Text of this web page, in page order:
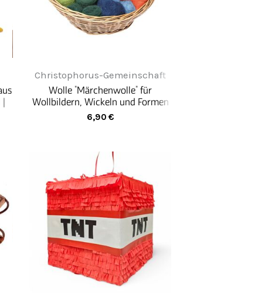
|
Christophorus-Gemeinschaft
Wolle "Märchenwolle" für
Wollbildern, Wickeln und Formen
6,90 €